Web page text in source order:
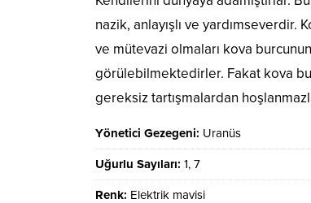
nazik, anlayışlı ve yardımseverdir.
ve mütevazi olmaları kova
görülebilmektedirler. Fakat kova
gereksiz tartışmalardan
Yönetici Gezegeni: Uranüs
Uğurlu Sayıları: 1, 7
Renk: Elektrik mavisi